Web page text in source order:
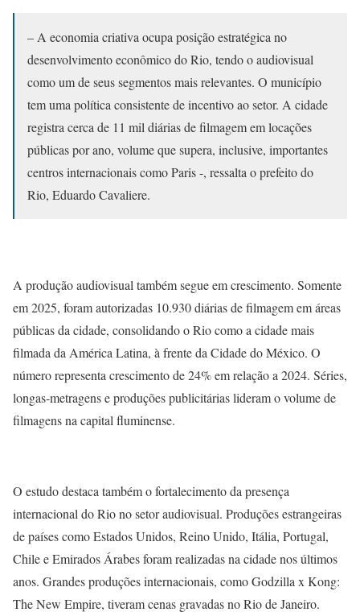
– A economia criativa ocupa posição estratégica no
desenvolvimento econômico do Rio, tendo o audiovisual
como um de seus segmentos mais relevantes. O município
tem uma política consistente de incentivo ao setor. A cidade
registra cerca de 11 mil diárias de filmagem em locações
públicas por ano, volume que supera, inclusive, importantes
centros internacionais como Paris -, ressalta o prefeito do
Rio, Eduardo Cavaliere.
A produção audiovisual também segue em crescimento. Somente
em 2025, foram autorizadas 10.930 diárias de filmagem em áreas
públicas da cidade, consolidando o Rio como a cidade mais
filmada da América Latina, à frente da Cidade do México. O
número representa crescimento de 24% em relação a 2024. Séries,
longas-metragens e produções publicitárias lideram o volume de
filmagens na capital fluminense.
O estudo destaca também o fortalecimento da presença
internacional do Rio no setor audiovisual. Produções estrangeiras
de países como Estados Unidos, Reino Unido, Itália, Portugal,
Chile e Emirados Árabes foram realizadas na cidade nos últimos
anos. Grandes produções internacionais, como Godzilla x Kong:
The New Empire, tiveram cenas gravadas no Rio de Janeiro.